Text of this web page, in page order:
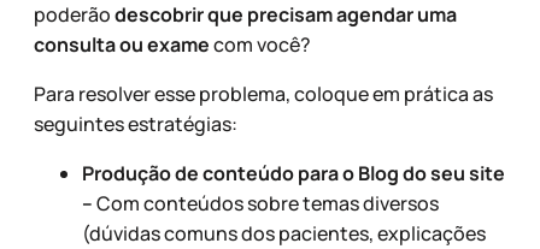
poderãodescobrir que precisam agendar uma
consulta ou examecom você?
Para resolver esse problema, coloque em prática as
seguintes estratégias:
Produção de conteúdo para o Blog do seu site
–Com conteúdos sobre temas diversos
(dúvidas comuns dos pacientes, explicações